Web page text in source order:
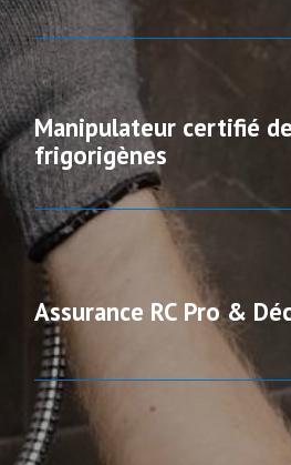
Manipulateur certifié
frigorigènes
Assurance RC Pro &